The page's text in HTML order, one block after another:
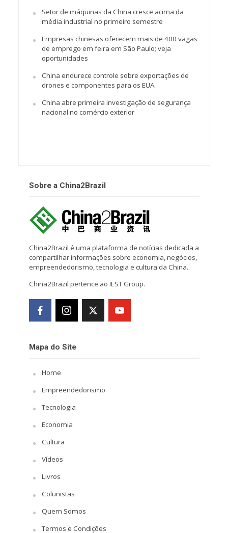
Setor de máquinas da China cresce acima da
média industrial no primeiro semestre
Empresas chinesas oferecem mais de 400 vagas
de emprego em feira em São Paulo; veja
oportunidades
China endurece controle sobre exportações de
drones e componentes para os EUA
China abre primeira investigação de segurança
nacional no comércio exterior
Sobre a China2Brazil
China2Brazil é uma plataforma de notícias dedicada a
compartilhar informações sobre economia, negócios,
empreendedorismo, tecnologia e cultura da China.
China2Brazil pertence ao IEST Group.
Mapa do Site
Home
Empreendedorismo
Tecnologia
Economia
Cultura
Vídeos
Livros
Colunistas
Quem Somos
Termos e Condições